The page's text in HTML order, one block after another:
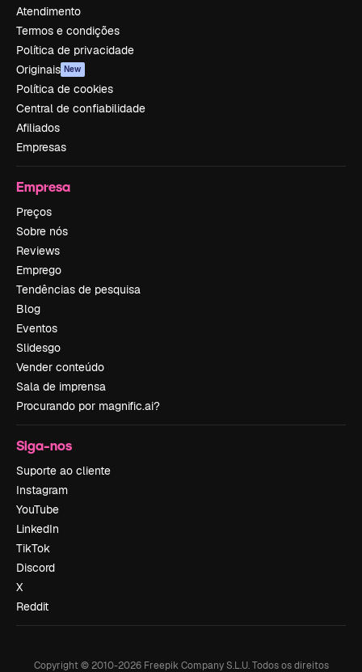
Atendimento
Termos e condições
Política de privacidade
Originais New
Política de cookies
Central de confiabilidade
Afiliados
Empresas
Empresa
Preços
Sobre nós
Reviews
Emprego
Tendências de pesquisa
Blog
Eventos
Slidesgo
Vender conteúdo
Sala de imprensa
Procurando por magnific.ai?
Siga-nos
Suporte ao cliente
Instagram
YouTube
LinkedIn
TikTok
Discord
X
Reddit
Copyright © 2010-2026Freepik Company S.L.U. Todos os direitos